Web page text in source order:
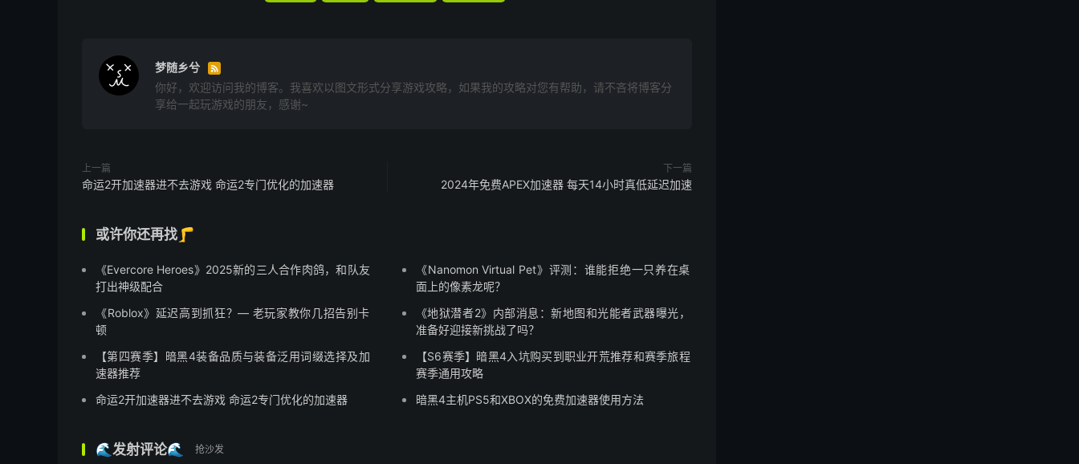
梦随乡兮 
你好，欢迎访问我的博客。我喜欢以图文形式分享游戏攻略，如果我的攻略对您有帮助，请不吝将博客分
享给一起玩游戏的朋友，感谢~
上一篇
命运2开加速器进不去游戏 命运2专门优化的加速器
下一篇
2024年免费APEX加速器 每天14小时真低延迟加速
或许你还再找🦵
《Evercore Heroes》2025新的三人合作肉鸽，和队友
打出神级配合
《Nanomon Virtual Pet》评测：谁能拒绝一只养在桌
面上的像素龙呢？
《Roblox》延迟高到抓狂？— 老玩家教你几招告别卡
顿
《地狱潜者2》内部消息：新地图和光能者武器曝光，
准备好迎接新挑战了吗？
【第四赛季】暗黑4装备品质与装备泛用词缀选择及加
速器推荐
【S6赛季】暗黑4入坑购买到职业开荒推荐和赛季旅程
赛季通用攻略
命运2开加速器进不去游戏 命运2专门优化的加速器
暗黑4主机PS5和XBOX的免费加速器使用方法
🌊发射评论🌊 抢沙发